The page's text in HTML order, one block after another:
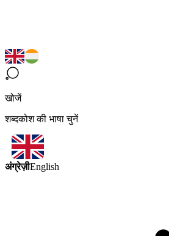
खोजें
शब्दकोश की भाषा चुनें
अंग्रेज़ीEnglish